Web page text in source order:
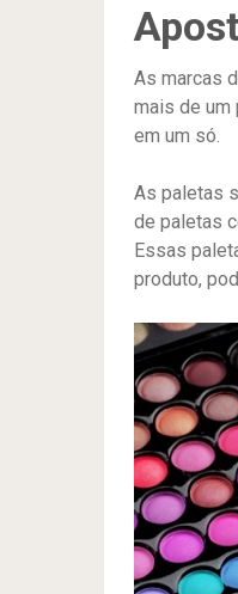
As marcas
mais de um
em um só.
As paletas
de paletas
Essas
produto,